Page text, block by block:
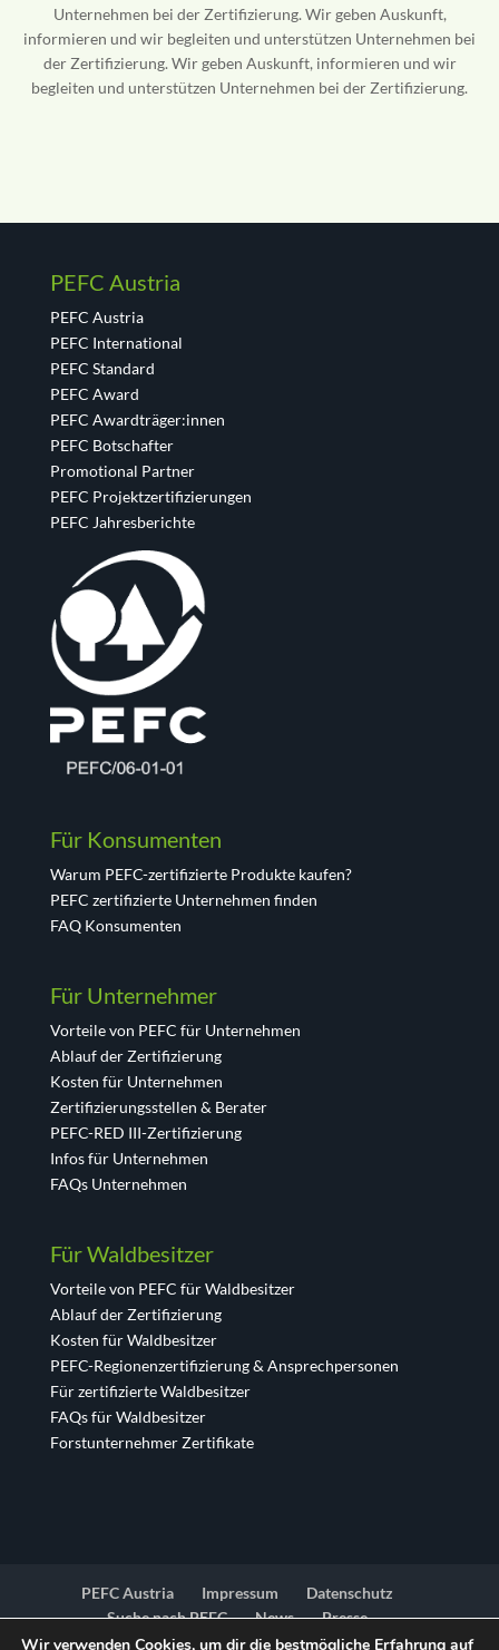
Unternehmen bei der Zertifizierung. Wir geben Auskunft,
informieren und wir begleiten und unterstützen Unternehmen bei
der Zertifizierung. Wir geben Auskunft, informieren und wir
begleiten und unterstützen Unternehmen bei der Zertifizierung.
PEFC Austria
PEFC Austria
PEFC International
PEFC Standard
PEFC Award
PEFC Awardträger:innen
PEFC Botschafter
Promotional Partner
PEFC Projektzertifizierungen
PEFC Jahresberichte
Für Konsumenten
Warum PEFC-zertifizierte Produkte kaufen?
PEFC zertifizierte Unternehmen finden
FAQ Konsumenten
Für Unternehmer
Vorteile von PEFC für Unternehmen
Ablauf der Zertifizierung
Kosten für Unternehmen
Zertifizierungsstellen & Berater
PEFC-RED III-Zertifizierung
Infos für Unternehmen
FAQs Unternehmen
Für Waldbesitzer
Vorteile von PEFC für Waldbesitzer
Ablauf der Zertifizierung
Kosten für Waldbesitzer
PEFC-Regionenzertifizierung & Ansprechpersonen
Für zertifizierte Waldbesitzer
FAQs für Waldbesitzer
Forstunternehmer Zertifikate
PEFC Austria Impressum
Datenschutz
Suche nach PEFC
News
Presse
Barrierfreiheitserklärung
Kontakt
Wir verwenden Cookies, um dir die bestmögliche Erfahrung auf